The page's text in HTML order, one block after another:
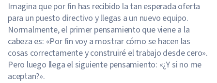
Imagina que por fin has recibido la tan esperada oferta
para un puesto directivo y llegas a un nuevo equipo.
Normalmente, el primer pensamiento que viene a la
cabeza es: «Por fin voy a mostrar cómo se hacen las
cosas correctamente y construiré el trabajo desde cero».
Pero luego llega el siguiente pensamiento: «¿Y si no me
aceptan?».